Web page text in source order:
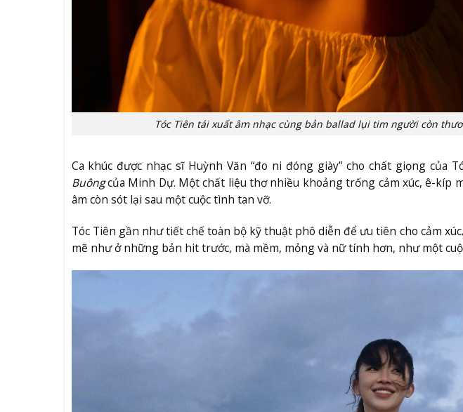
Tóc Tiên tái xuất âm nhạc cùng bản ballad lụi tim người còn
Ca khúc được nhạc sĩ Huỳnh Văn “đo ni đóng giày” cho chất giọng
Buôngcủa Minh Dự. Một chất liệu thơ nhiều khoảng trống cảm xúc, ê-kíp
âm còn sót lại sau một cuộc tình tan vỡ.
Tóc Tiên gần như tiết chế toàn bộ kỹ thuật phô diễn để ưu tiên cho cảm
mẽ như ở những bản hit trước, mà mềm, mỏng và nữ tính hơn, như một